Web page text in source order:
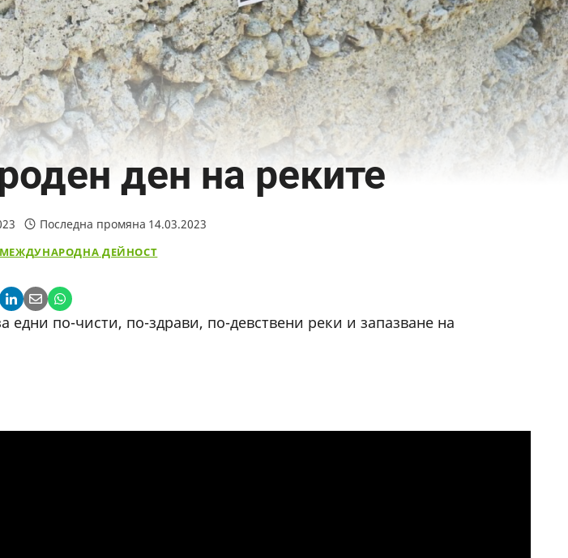
ден на реките
Последна промяна 14.03.2023
МЕЖДУНАРОДНА ДЕЙНОСТ
по-чисти, по-здрави, по-девствени реки и запазване на